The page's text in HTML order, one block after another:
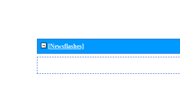
[Newsflashes]